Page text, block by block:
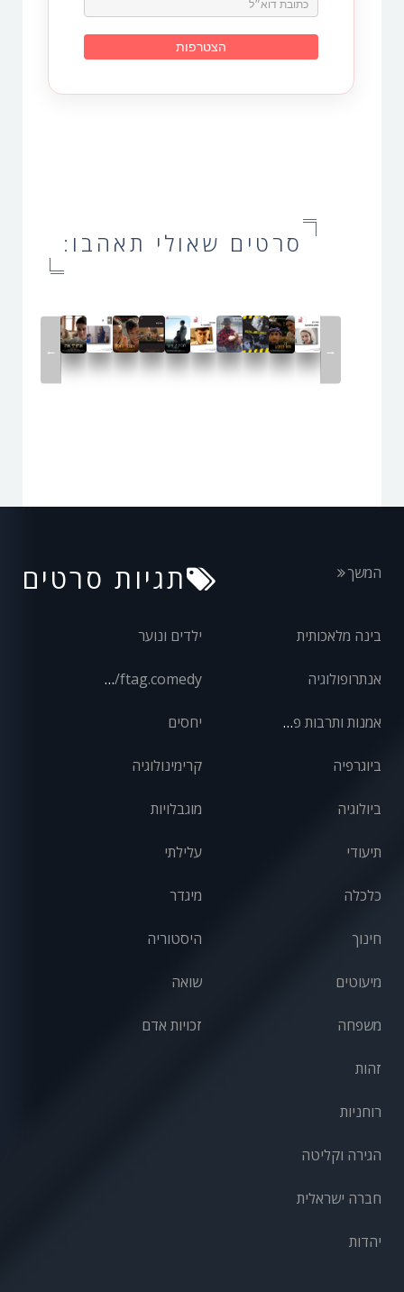
סרטים שאולי תאהבו:
← →
תגיות סרטים המשך
בינה מלאכותית
אנתרופולוגיה
אמנות ותרבות פופולרית
ביוגרפיה
ביולוגיה
ילדים ונוער
front/ftag.comedy
יחסים
קרימינולוגיה
מוגבלויות
תיעודי
כלכלה
חינוך
מיעוטים
משפחה
עלילתי
מיגדר
היסטוריה
שואה
זכויות אדם
זהות
רוחניות
הגירה וקליטה
חברה ישראלית
יהדות